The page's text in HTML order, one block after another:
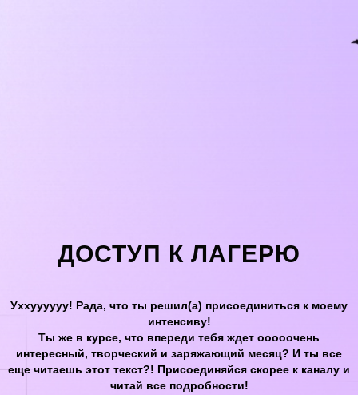
ДОСТУП К ЛАГЕРЮ
Уххуууууу! Рада, что ты решил(а) присоединиться к моему
интенсиву!
Ты же в курсе, что впереди тебя ждет ооооочень
интересный, творческий и заряжающий месяц? И ты все
еще читаешь этот текст?! Присоединяйся скорее к каналу и
читай все подробности!